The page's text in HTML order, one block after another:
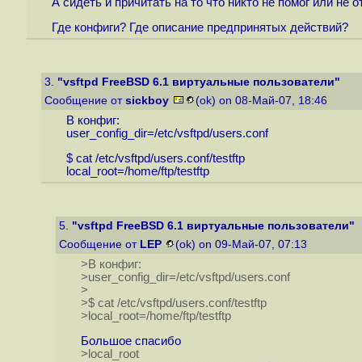
А сидеть и причитать на то что никто не помог или не
Где конфиги? Где описание предпринятых действий?
3. "vsftpd FreeBSD 6.1 виртуальные пользователи"
Сообщение от sickboy (ok) on 08-Май-07, 18:46
В конфиг:
user_config_dir=/etc/vsftpd/users.conf
$ cat /etc/vsftpd/users.conf/testftp
local_root=/home/ftp/testftp
5. "vsftpd FreeBSD 6.1 виртуальные пользователи"
Сообщение от LEP (ok) on 09-Май-07, 07:13
>В конфиг:
>user_config_dir=/etc/vsftpd/users.conf
>
>$ cat /etc/vsftpd/users.conf/testftp
>local_root=/home/ftp/testftp
Большое спасибо
>local_root